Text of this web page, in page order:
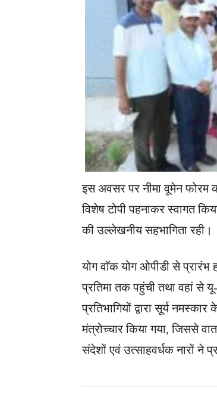
इस अवसर पर नीमा वूमेन फोरम
विशेष टोपी पहनाकर स्वागत
की उल्लेखनीय सहभागिता रही।
योग वॉक योग ओपीडी से प्रारंभ
प्रतिमा तक पहुंची तथा वहां से
प्रतिभागियों द्वारा सूर्य
मंत्रोच्चार किया गया, जिससे
संदेशों एवं उत्साहवर्धक नारों ने